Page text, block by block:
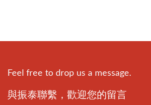
Feel free to drop us a message.
與振泰聯繫，歡迎您的留言